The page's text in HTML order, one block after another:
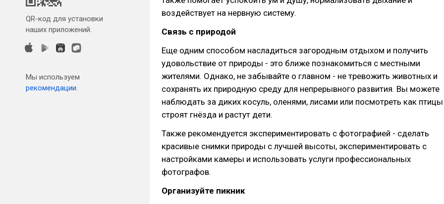
QR-код для установки
наших приложений.
Мы используем
рекомендации.
воздействует на нервную систему.
Связь с природой
Еще одним способом насладиться загородным отдыхом и получить
удовольствие от природы - это ближе познакомиться с местными
жителями. Однако, не забывайте о главном - не тревожить животных и
сохранять их природную среду для непрерывного развития. Вы можете
наблюдать за диких косуль, оленями, лисами или посмотреть как птицы
строят гнёзда и растут дети.
Также рекомендуется экспериментировать с фотографией - сделать
красивые снимки природы с лучшей высоты, экспериментировать с
настройками камеры и использовать услуги профессиональных
фотографов.
Организуйте пикник